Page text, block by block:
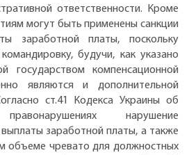
ответственности. Кроме
могут быть применены санкции
заработной платы, поскольку
будучи, как указано
государством компенсационной
являются и дополнительной
ст.41 Кодекса Украины об
правонарушениях нарушение
заработной платы, а также
объеме чревато для должностных